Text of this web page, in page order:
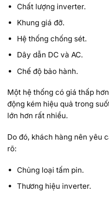
Chất lượng inverter.
Khung giá đỡ.
Hệ thống chống sét.
Dây dẫn DC và AC.
Chế độ bảo hành.
Một hệ thống có giá thấp
động kém hiệu quả trong
lớn hơn rất nhiều.
Do đó, khách hàng nên yêu
rõ:
Chủng loại tấm pin.
Thương hiệu inverter.